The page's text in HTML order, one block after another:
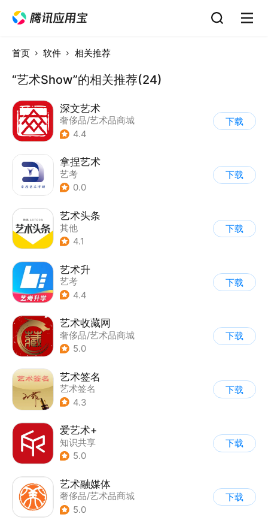
首页 软件 相关推荐
“艺术Show”的相关推荐(24)
深文艺术
奢侈品/艺术品商城
4.4
下载
拿捏艺术
艺考
0.0
下载
艺术头条
其他
4.1
下载
艺术升
艺考
4.4
下载
艺术收藏网
奢侈品/艺术品商城
5.0
下载
艺术签名
艺术签名
4.3
下载
爱艺术+
知识共享
5.0
下载
艺术融媒体
奢侈品/艺术品商城
| 短视频
5.0
下载